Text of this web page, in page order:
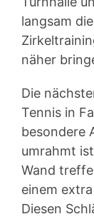
langsam
näher
Die
Tennis in
besondere
umrahmt
Wand
einem
Diesen